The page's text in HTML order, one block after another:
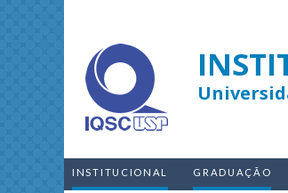
INSTITUCIONAL GRADUAÇÃO